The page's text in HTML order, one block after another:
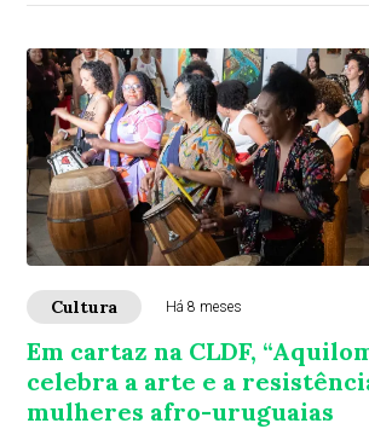
Cultura Há 8 meses
Em cartaz na CLDF,
celebra a arte e a
mulheres afro-uruguaias